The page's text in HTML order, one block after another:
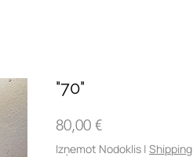
"70"
80,00 €Cena
Izņemot Nodoklis | Shipping